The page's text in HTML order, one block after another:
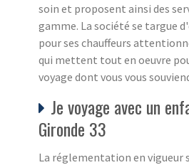
soin et proposent ainsi des
gamme. La société se targue
pour ses chauffeurs
qui mettent tout en oeuvre
voyage dont vous vous
Je voyage avec un
Gironde 33
La réglementation en vigueur